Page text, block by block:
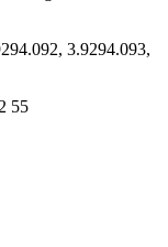
3.9294.093,
55